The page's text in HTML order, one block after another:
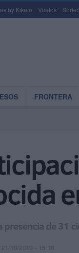
by Kikoto Vuelos
FRONTERA
presencia de 31
21/10/2019 - 15:18